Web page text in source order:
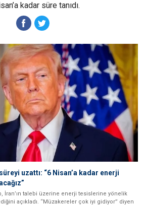
kadar süre tanıdı.
uzattı: “6 Nisan’a kadar enerji
İran’ın talebi üzerine enerji tesislerine yönelik
açıkladı. “Müzakereler çok iyi gidiyor” diyen